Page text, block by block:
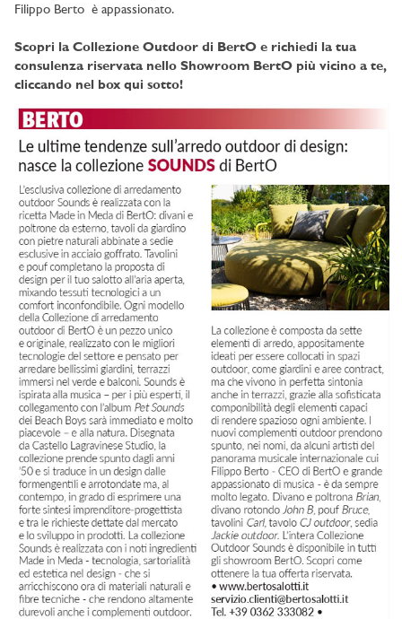
Filippo Berto è appassionato.
Scopri la Collezione Outdoor di BertO e richiedi la tua
consulenza riservata nello Showroom BertO più vicino a te,
cliccando nel box qui sotto!